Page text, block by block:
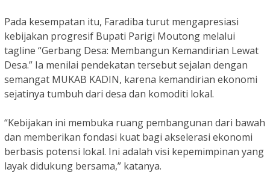
Pada kesempatan itu, Faradiba turut mengapresiasi
kebijakan progresif Bupati Parigi Moutong melalui
tagline “Gerbang Desa: Membangun Kemandirian Lewat
Desa.” Ia menilai pendekatan tersebut sejalan dengan
semangat MUKAB KADIN, karena kemandirian ekonomi
sejatinya tumbuh dari desa dan komoditi lokal.
“Kebijakan ini membuka ruang pembangunan dari bawah
dan memberikan fondasi kuat bagi akselerasi ekonomi
berbasis potensi lokal. Ini adalah visi kepemimpinan yang
layak didukung bersama,” katanya.